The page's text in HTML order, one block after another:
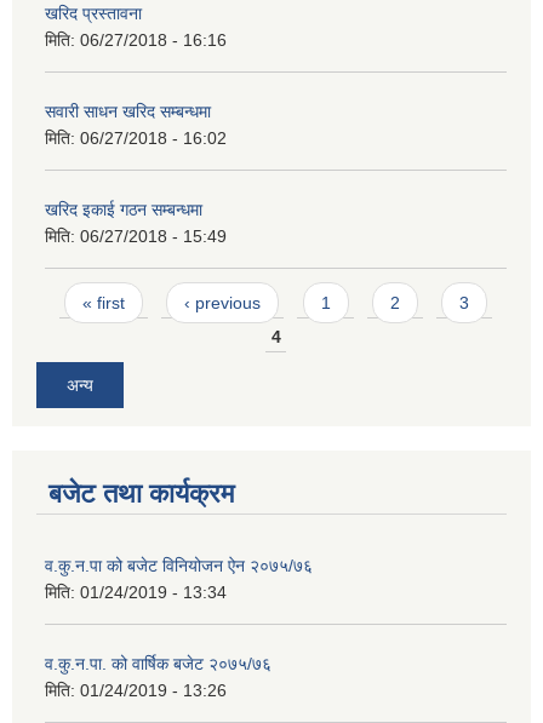
खरिद प्रस्तावना
मिति: 06/27/2018 - 16:16
सवारी साधन खरिद सम्बन्धमा
मिति: 06/27/2018 - 16:02
खरिद इकाई गठन सम्बन्धमा
मिति: 06/27/2018 - 15:49
Pages
« first ‹ previous 1 2
3
4
अन्य
बजेट तथा कार्यक्रम
व.कु.न.पा को बजेट विनियोजन ऐन २०७५/७६
मिति: 01/24/2019 - 13:34
व.कु.न.पा. को वार्षिक बजेट २०७५/७६
मिति: 01/24/2019 - 13:26